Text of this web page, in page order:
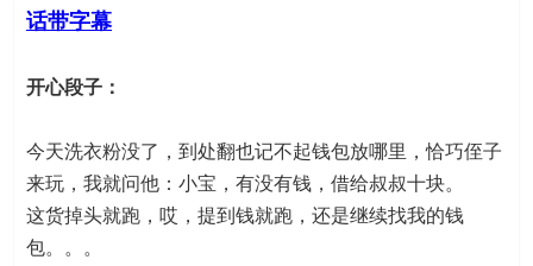
话带字幕
开心段子：
今天洗衣粉没了，到处翻也记不起钱包放哪里，恰巧侄子
来玩，我就问他：小宝，有没有钱，借给叔叔十块。
这货掉头就跑，哎，提到钱就跑，还是继续找我的钱
包。。。